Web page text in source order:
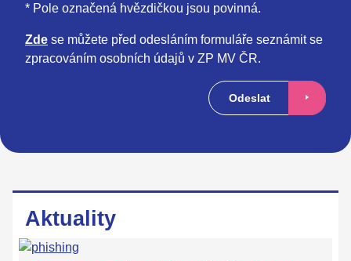
* Pole označená hvězdičkou jsou povinná.
Zde se můžete před odesláním formuláře seznámit se
zpracováním osobních údajů v ZP MV ČR.
Odeslat
Aktuality